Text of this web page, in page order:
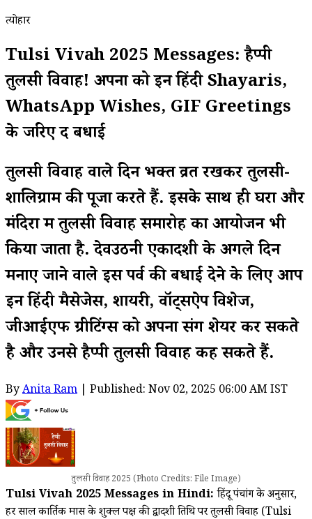
त्योहार
Tulsi Vivah 2025 Messages: हैप्पी
तुलसी विवाह! अपनों को इन हिंदी Shayaris,
WhatsApp Wishes, GIF Greetings
के जरिए दें बधाई
तुलसी विवाह वाले दिन भक्त व्रत रखकर तुलसी-
शालिग्राम की पूजा करते हैं. इसके साथ ही घरों और
मंदिरों में तुलसी विवाह समारोह का आयोजन भी
किया जाता है. देवउठनी एकादशी के अगले दिन
मनाए जाने वाले इस पर्व की बधाई देने के लिए आप
इन हिंदी मैसेजेस, शायरी, वॉट्सऐप विशेज,
जीआईएफ ग्रीटिंग्स को अपनों संग शेयर कर सकते
है और उनसे हैप्पी तुलसी विवाह कह सकते हैं.
ByAnita Ram | Published: Nov 02, 2025 06:00 AM IST
तुलसी विवाह 2025 (Photo Credits: File Image)
Tulsi Vivah 2025 Messages in Hindi:हिंदू पंचांग के अनुसार,
हर साल कार्तिक मास के शुक्ल पक्ष की द्वादशी तिथि पर तुलसी विवाह (Tulsi